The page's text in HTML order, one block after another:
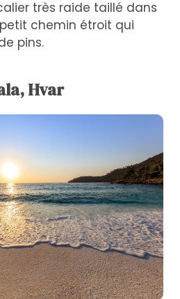
très raide taillé dans
chemin étroit qui
pins.
Hvar